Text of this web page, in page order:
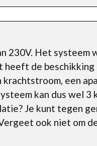
230V. Het systeem
heeft de
een
kan dus wel 3
Je kunt tegen
ook niet om